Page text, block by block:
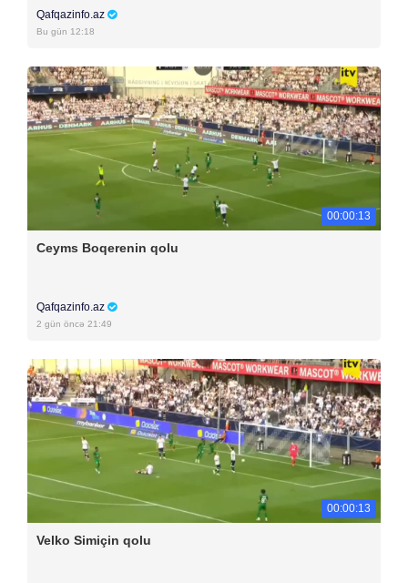
Qafqazinfo.az
Bu gün 12:18
00:00:13
Ceyms Boqerenin qolu
Qafqazinfo.az
2 gün öncə 21:49
00:00:13
Velko Simiçin qolu